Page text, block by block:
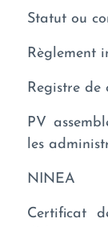
Statut ou
Règlement
Registre de
PV
les
NINEA
Certificat